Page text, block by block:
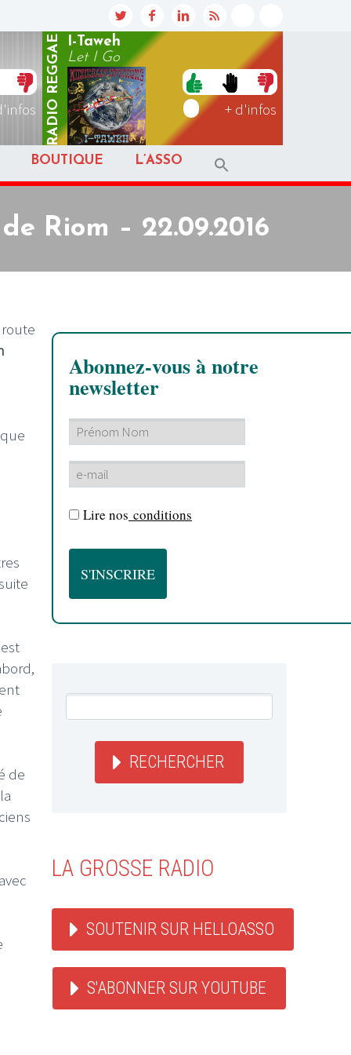
RADIO
REGGAE
I-Taweh
Let I Go
+ d'infos
BOUTIQUE L’ASSO
Riom – 22.09.2016
de
Abonnez-vous à notre
newsletter
Lire nos conditions
RECHERCHER
LA GROSSE RADIO
SOUTENIR SUR HELLOASSO
S'ABONNER SUR YOUTUBE